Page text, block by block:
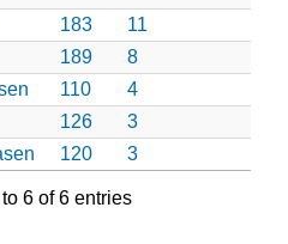
183
11
189
8
110
4
126
3
120 3
6 of 6 entries